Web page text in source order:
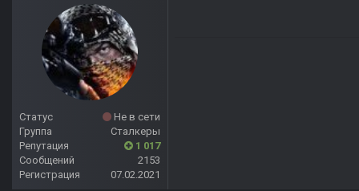
Статус
Не в сети
Группа
Сталкеры
Репутация
1 017
Сообщений
2153
Регистрация
07.02.2021